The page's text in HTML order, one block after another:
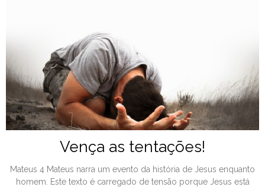
Vença as tentações!
Mateus 4 Mateus narra um evento da história de Jesus enquanto
homem. Este texto é carregado de tensão porque Jesus está